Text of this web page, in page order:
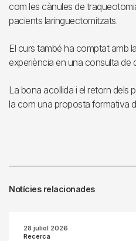
com les cànules de
pacients laringuectomitzats.
El curs també ha comptat amb
experiència en una consulta de
La bona acollida i el retorn dels
la com una proposta formativa
Notícies relacionades
28 juliol 2026
Recerca